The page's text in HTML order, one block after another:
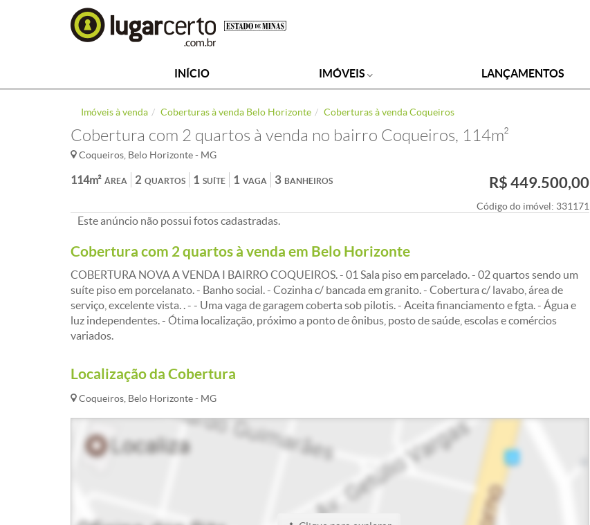
INÍCIO IMÓVEIS LANÇAMENTOS
Imóveis à venda Coberturas à venda Belo Horizonte Coberturas à venda Coqueiros
Cobertura com 2 quartos à venda no bairro Coqueiros, 114m²
Coqueiros, Belo Horizonte - MG
ÁREA
114m² QUARTOS
2 SUÍTE
1 VAGA
1 BANHEIROS
3 R$ 449.500,00
Código do imóvel: 331171
Este anúncio não possui fotos cadastradas.
Cobertura com 2 quartos à venda em Belo Horizonte
COBERTURA NOVA A VENDA I BAIRRO COQUEIROS. - 01 Sala piso em parcelado. - 02 quartos sendo um
suíte piso em porcelanato. - Banho social. - Cozinha c/ bancada em granito. - Cobertura c/ lavabo, área de
serviço, excelente vista. . - - Uma vaga de garagem coberta sob pilotis. - Aceita financiamento e fgta. - Água e
luz independentes. - Ótima localização, próximo a ponto de ônibus, posto de saúde, escolas e comércios
variados.
Localização da Cobertura
Coqueiros, Belo Horizonte - MG